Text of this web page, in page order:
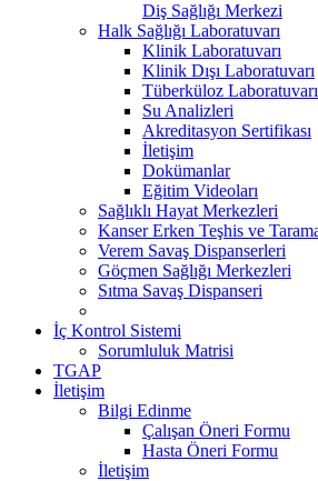
Diş Sağlığı Merkezi
Halk Sağlığı Laboratuvarı
Klinik Laboratuvarı
Klinik Dışı Laboratuvarı
Tüberküloz Laboratuvarı
Su Analizleri
Akreditasyon Sertifikası
İletişim
Dokümanlar
Eğitim Videoları
Sağlıklı Hayat Merkezleri
Kanser Erken Teşhis ve
Verem Savaş Dispanserleri
Göçmen Sağlığı Merkezleri
Sıtma Savaş Dispanseri
İç Kontrol Sistemi
Sorumluluk Matrisi
TGAP
İletişim
Bilgi Edinme
Çalışan Öneri Formu
Hasta Öneri Formu
İletişim